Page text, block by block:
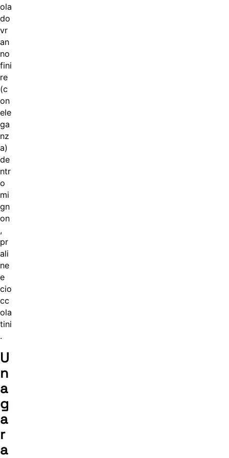
ola
do
vr
an
no
fini
re
(c
on
ele
ga
nz
a)
de
ntr
o
mi
gn
on
,
pr
ali
ne
e
cio
cc
ola
tini
.
U
n
a
g
a
r
a